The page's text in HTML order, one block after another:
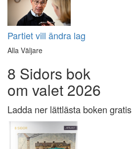
Partiet vill ändra lag
Alla Väljare
8 Sidors bok
om valet 2026
Ladda ner lättlästa boken gratis